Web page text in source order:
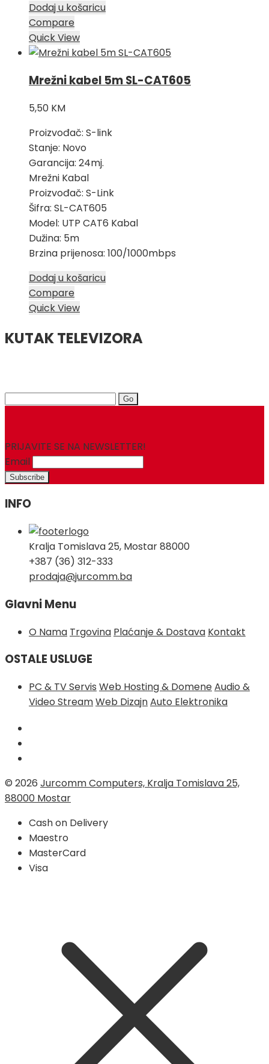
Dodaj u košaricu
Compare
Quick View
Mrežni kabel 5m SL-CAT605
5,50 KM
Proizvođač: S-link
Stanje: Novo
Garancija: 24mj.
Mrežni Kabal
Proizvođač: S-Link
Šifra: SL-CAT605
Model: UTP CAT6 Kabal
Dužina: 5m
Brzina prijenosa: 100/1000mbps
Dodaj u košaricu
Compare
Quick View
KUTAK TELEVIZORA
Search
PRIJAVITE SE NA NEWSLETTER!
Email
INFO
Kralja Tomislava 25, Mostar 88000
+387 (36) 312-333
prodaja@jurcomm.ba
Glavni Menu
O Nama Trgovina Plaćanje & Dostava Kontakt
OSTALE USLUGE
PC & TV Servis Web Hosting & DomeneAudio &
Video StreamWeb DizajnAuto Elektronika
© 2026 Jurcomm Computers, Kralja Tomislava 25,
88000 Mostar
Cash on Delivery
Maestro
MasterCard
Visa